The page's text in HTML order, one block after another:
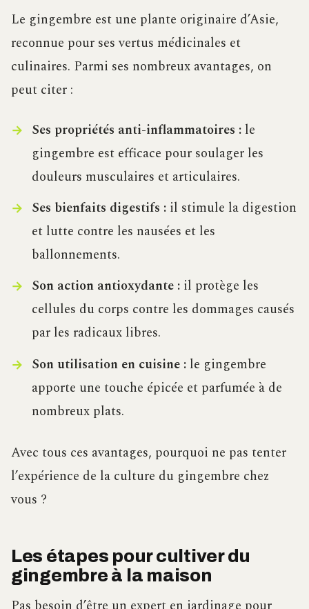
Le gingembre est une plante originaire d’Asie,
reconnue pour ses vertus médicinales et
culinaires. Parmi ses nombreux avantages, on
peut citer :
Ses propriétés anti-inflammatoires :le
gingembre est efficace pour soulager les
douleurs musculaires et articulaires.
Ses bienfaits digestifs :il stimule la digestion
et lutte contre les nausées et les
ballonnements.
Son action antioxydante :il protège les
cellules du corps contre les dommages causés
par les radicaux libres.
Son utilisation en cuisine :le gingembre
apporte une touche épicée et parfumée à de
nombreux plats.
Avec tous ces avantages, pourquoi ne pas tenter
l’expérience de la culture du gingembre chez
vous ?
Les étapes pour cultiver du
gingembre à la maison